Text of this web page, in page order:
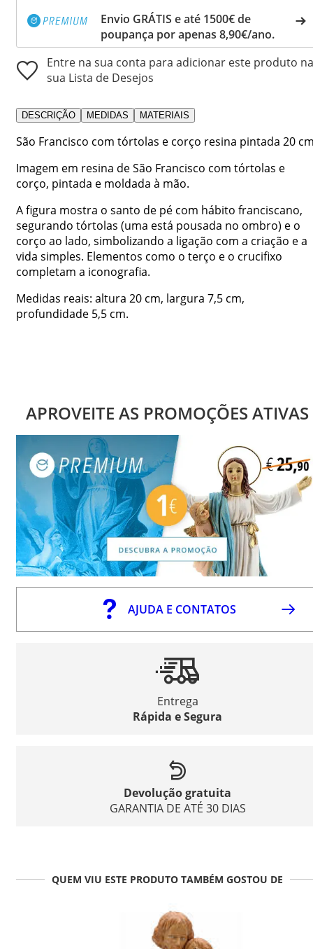
Envio GRÁTIS e até 1500€ de
poupança por apenas 8,90€/ano.
Entre na sua conta para adicionar este produto na
sua Lista de Desejos
DESCRIÇÃO MEDIDAS MATERIAIS
São Francisco com tórtolas e corço resina pintada 20
Imagem em resina de São Francisco com tórtolas e
corço, pintada e moldada à mão.
A figura mostra o santo de pé com hábito franciscano,
segurando tórtolas (uma está pousada no ombro) e o
corço ao lado, simbolizando a ligação com a criação e a
vida simples. Elementos como o terço e o crucifixo
completam a iconografia.
Medidas reais: altura 20 cm, largura 7,5 cm,
profundidade 5,5 cm.
APROVEITE AS PROMOÇÕES ATIVAS
AJUDA E CONTATOS
Entrega
Rápida e Segura
Devolução gratuita
GARANTIA DE ATÉ 30 DIAS
QUEM VIU ESTE PRODUTO TAMBÉM GOSTOU DE